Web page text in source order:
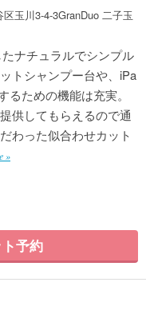
玉川3-4-3GranDuo 二子玉
ナチュラルでシンプル
トシャンプー台や、iPa
ための機能は充実。
供してもらえるので通
わった似合わせカット
»
予約